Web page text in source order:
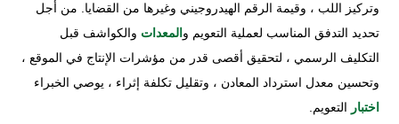
وتركيز اللب ، وقيمة الرقم الهيدروجيني وغيرها من القضايا. من أجل
تحديد التدفق المناسب لعملية التعويم و المعدات والكواشف قبل
التكليف الرسمي ، لتحقيق أقصى قدر من مؤشرات الإنتاج في الموقع ،
وتحسين معدل استرداد المعادن ، وتقليل تكلفة إثراء ، يوصي الخبراء
اختبار التعويم.